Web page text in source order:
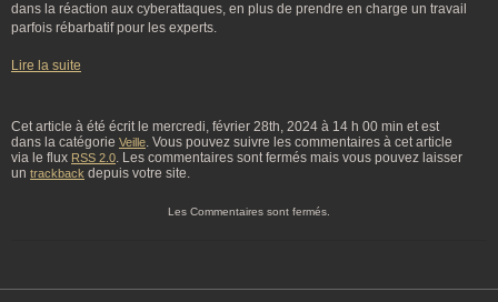
dans la réaction aux cyberattaques, en plus de prendre en charge un travail
parfois rébarbatif pour les experts.
Lire la suite
Cet article à été écrit le mercredi, février 28th, 2024 à 14 h 00 min et est
dans la catégorie Veille. Vous pouvez suivre les commentaires à cet article
via le flux RSS 2.0. Les commentaires sont fermés mais vous pouvez laisser
un trackback depuis votre site.
Les Commentaires sont fermés.